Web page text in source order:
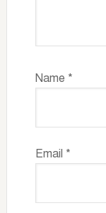
Name *
Email *